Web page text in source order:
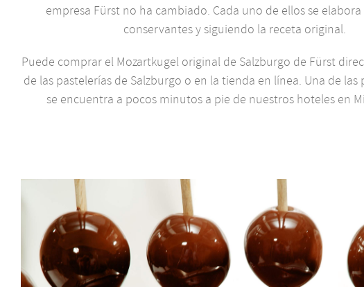
empresa Fürst no ha cambiado. Cada uno de ellos se elabora
conservantes y siguiendo la receta original.
Puede comprar el Mozartkugel original de Salzburgo de Fürst
de las pastelerías de Salzburgo o en la tienda en línea. Una de las
se encuentra a pocos minutos a pie de nuestros hoteles en